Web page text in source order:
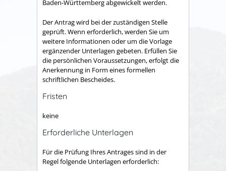
Baden-Württemberg abgewickelt werden.
Der Antrag wird bei der zuständigen Stelle
geprüft. Wenn erforderlich, werden Sie um
weitere Informationen oder um die Vorlage
ergänzender Unterlagen gebeten. Erfüllen Sie
die persönlichen Voraussetzungen, erfolgt die
Anerkennung in Form eines formellen
schriftlichen Bescheides.
Fristen
keine
Erforderliche Unterlagen
Für die Prüfung Ihres Antrages sind in der
Regel folgende Unterlagen erforderlich: